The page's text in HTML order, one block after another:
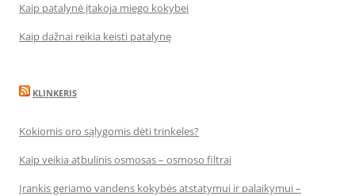
Kaip patalynė įtakoja miego kokybei
Kaip dažnai reikia keisti patalynę
KLINKERIS
Kokiomis oro sąlygomis dėti trinkeles?
Kaip veikia atbulinis osmosas – osmoso filtrai
Įrankis geriamo vandens kokybės atstatymui ir palaikymui –